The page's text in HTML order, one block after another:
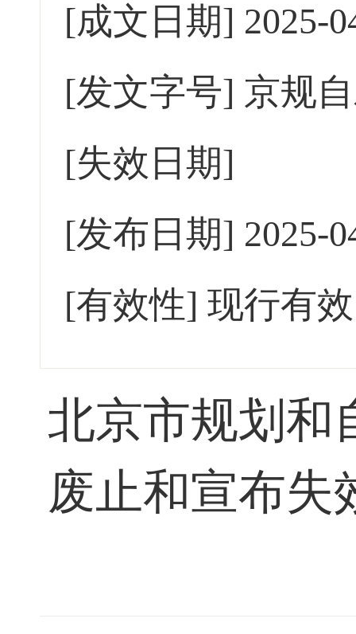
[成文日期] 2025-
[发文字号] 京规
[失效日期]
[发布日期] 2025-
[有效性] 现行有效
北京市规划和
废止和宣布失